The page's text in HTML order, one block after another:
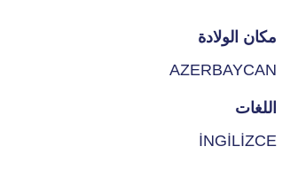
مكان الولادة
AZERBAYCAN
اللغات
İNGİLİZCE